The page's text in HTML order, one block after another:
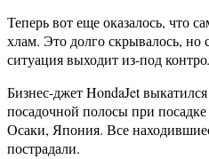
Теперь вот еще оказалось, что
хлам. Это долго скрывалось, но
ситуация выходит из-под
Бизнес-джет HondaJet
посадочной полосы при
Осаки, Япония. Все
пострадали.